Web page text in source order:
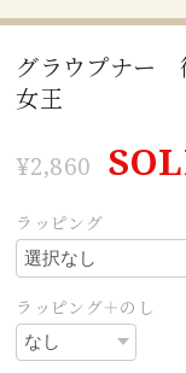
グラウプナー
女王
¥2,860
ラッピング
ラッピング＋のし